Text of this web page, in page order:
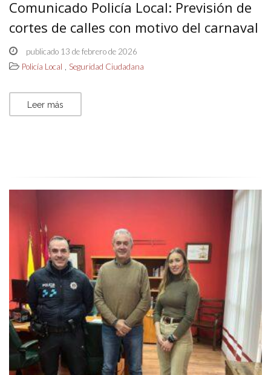
Comunicado Policía Local: Previsión de
cortes de calles con motivo del carnaval
publicado 13 de febrero de 2026
Policía Local , Seguridad Ciudadana
Leer más